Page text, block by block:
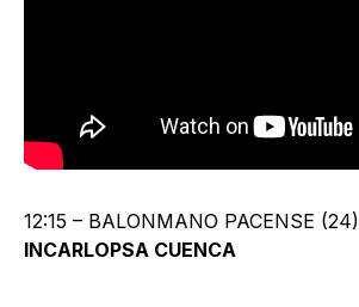
12:15 – BALONMANO PACENSE (24)
INCARLOPSA CUENCA